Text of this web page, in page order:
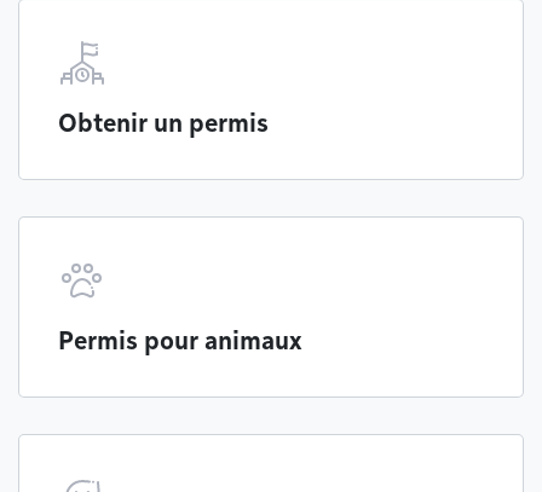
Obtenir un permis
Permis pour animaux